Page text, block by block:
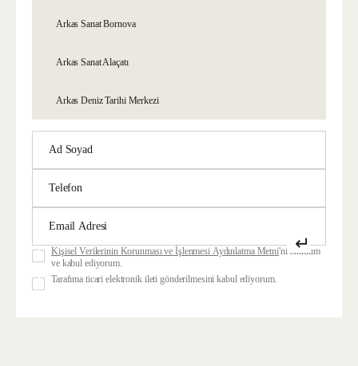
Arkas Sanat Bornova
Arkas Sanat Alaçatı
Arkas Deniz Tarihi Merkezi
Kişisel Verilerinin Korunması ve İşlenmesi Aydınlatma Metni'ni okudum
ve kabul ediyorum.
Tarafıma ticari elektronik ileti gönderilmesini kabul ediyorum.
↵